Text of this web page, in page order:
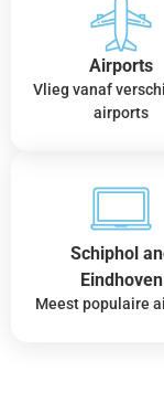
Airports
Vlieg vanaf
airports
Schiphol
Eindhoven
Meest populaire